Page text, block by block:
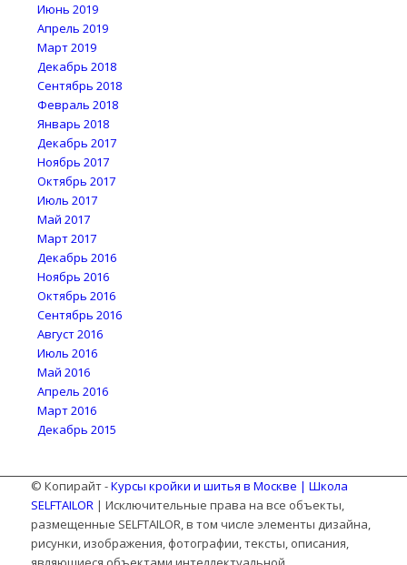
Июнь 2019
Апрель 2019
Март 2019
Декабрь 2018
Сентябрь 2018
Февраль 2018
Январь 2018
Декабрь 2017
Ноябрь 2017
Октябрь 2017
Июль 2017
Май 2017
Март 2017
Декабрь 2016
Ноябрь 2016
Октябрь 2016
Сентябрь 2016
Август 2016
Июль 2016
Май 2016
Апрель 2016
Март 2016
Декабрь 2015
© Копирайт -Курсы кройки и шитья в Москве | Школа
SELFTAILOR| Исключительные права на все объекты,
размещенные SELFTAILOR, в том числе элементы дизайна,
рисунки, изображения, фотографии, тексты, описания,